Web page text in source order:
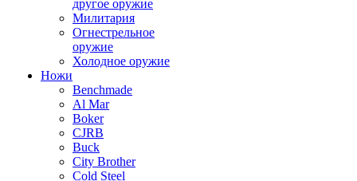
другое оружие
Милитария
Огнестрельное
оружие
Холодное оружие
Ножи
Benchmade
Al Mar
Boker
CJRB
Buck
City Brother
Cold Steel